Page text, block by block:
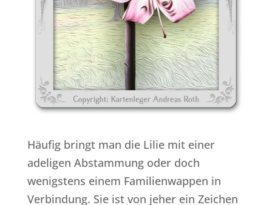
Häufig bringt man die Lilie mit einer
adeligen Abstammung oder doch
wenigstens einem Familienwappen in
Verbindung. Sie ist von jeher ein Zeichen